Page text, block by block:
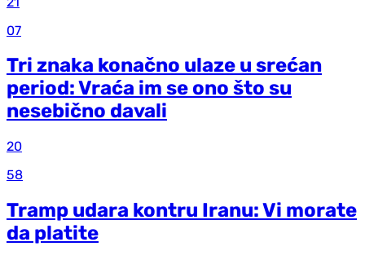
07
Tri znaka konačno ulaze u srećan
period: Vraća im se ono što su
nesebično davali
20
58
Tramp udara kontru Iranu: Vi morate
da platite